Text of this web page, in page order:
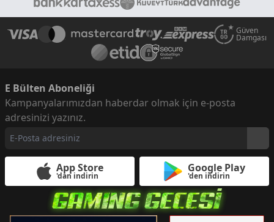
Güven
Damgası
E Bülten Aboneliği
Kampanyalarımızdan haberdar olmak için e-posta
adresinizi yazınız.
App Store
'dan indirin
Google Play
'den indirin